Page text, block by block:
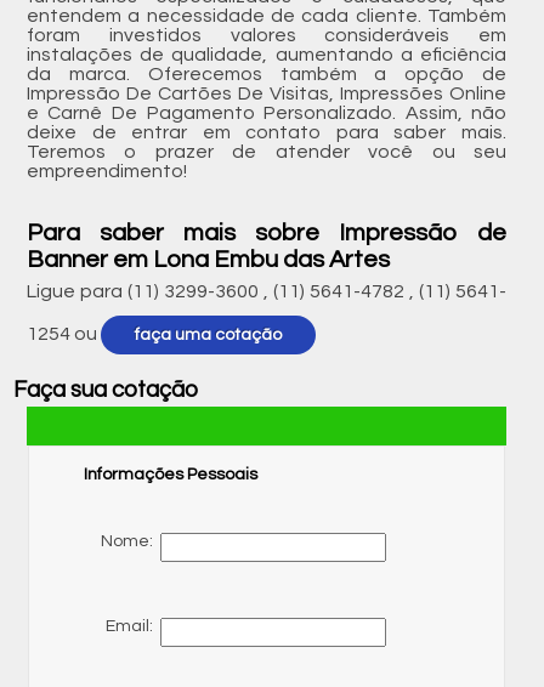
entendem a necessidade de cada cliente. Também
foram investidos valores consideráveis em
instalações de qualidade, aumentando a eficiência
da marca. Oferecemos também a opção de
Impressão De Cartões De Visitas, Impressões Online
e Carnê De Pagamento Personalizado. Assim, não
deixe de entrar em contato para saber mais.
Teremos o prazer de atender você ou seu
empreendimento!
Para saber mais sobre Impressão de
Banner em Lona Embu das Artes
Ligue para (11) 3299-3600 ,(11) 5641-4782 ,(11) 5641-
1254 ou faça uma cotação
Faça sua cotação
Informações Pessoais
Nome:
Email: